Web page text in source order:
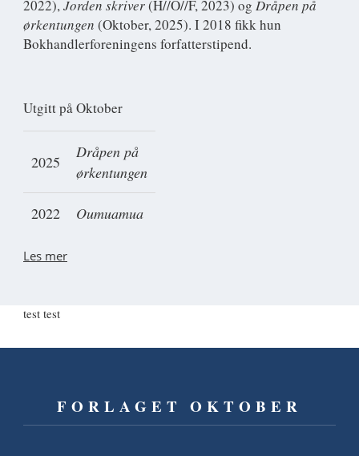
2022),Jorden skriver(H//O//F, 2023) og Dråpen på
ørkentungen (Oktober, 2025). I 2018 fikk hun
Bokhandlerforeningens forfatterstipend.
Utgitt på Oktober
2025
Dråpen på
ørkentungen
2022 Oumuamua
Les mer
test test
FORLAGET OKTOBER